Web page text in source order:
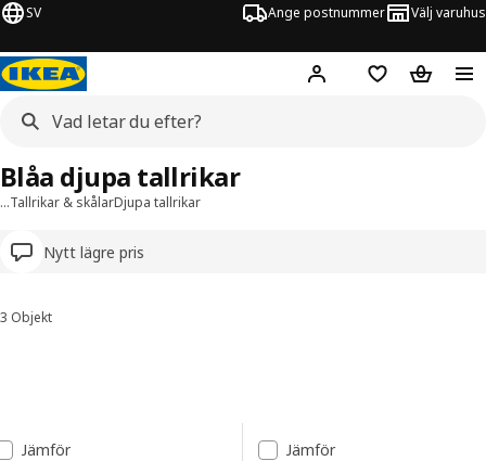
SV Ange postnummer Välj varuhus
Hej! Logga inInköpslistaVarukorg
…Tallrikar & skålarDjupa tallrikar
Nytt lägre pris
Blåa djupa tallrikar
Sortera och filtrera
3 Objekt
Resultatlista
Jämför Jämför